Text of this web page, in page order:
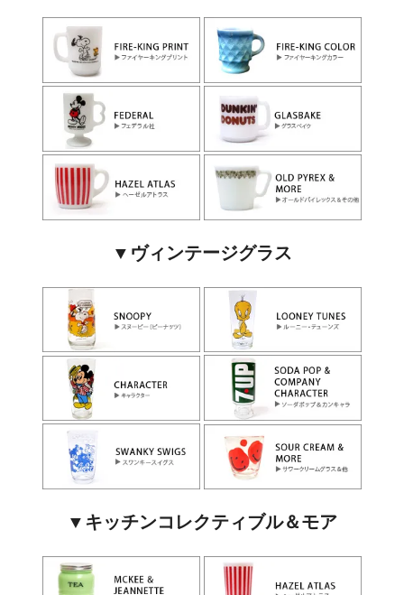
▼ヴィンテージグラス
▼キッチンコレクティブル＆モア